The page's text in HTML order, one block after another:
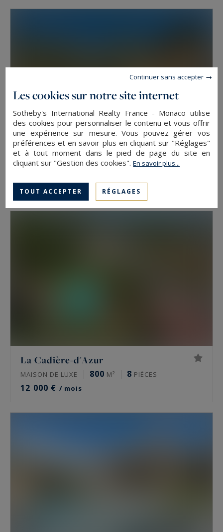
Aix-en-Provence
12 000 €
La Cadière-d'Azur
MAISON DE LUXE 800 M² 8 PIÈCES
12 000 € / mois
Les cookies sur notre site internet
Sotheby's International Realty France - Monaco utilise
des cookies pour personnaliser le contenu et vous offrir
une expérience sur mesure. Vous pouvez gérer vos
préférences et en savoir plus en cliquant sur "Réglages"
et à tout moment dans le pied de page du site en
cliquant sur "Gestion des cookies".En savoir plus...
TOUT ACCEPTER RÉGLAGES
Continuer sans accepter